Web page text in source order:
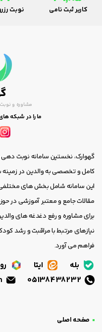
کاربر ثبت نامی نوبت
مشاوره و
ما را در شبکه
گهوارک، نخستین سامانه نوبت دهی
کامل و تخصصی به والدین در
این سامانه شامل بخش های
مقالات جامع و معتبر آموزشی در
برای مشاوره و رفع دغدغه های
نیازهای مرتبط با مراقبت و رشد
فراهم می آورد.
بله ایتا
صفحه اصلی